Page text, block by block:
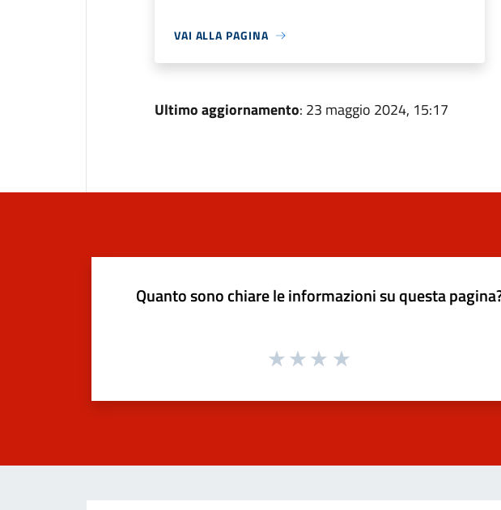
VAI ALLA PAGINA
Ultimo aggiornamento: 23 maggio 2024, 15:17
Quanto sono chiare le informazioni su questa